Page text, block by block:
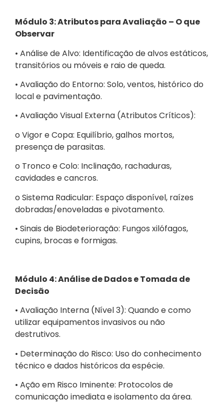
Módulo 3: Atributos para Avaliação – O que
Observar
• Análise de Alvo: Identificação de alvos estáticos,
transitórios ou móveis e raio de queda.
• Avaliação do Entorno: Solo, ventos, histórico do
local e pavimentação.
• Avaliação Visual Externa (Atributos Críticos):
o Vigor e Copa: Equilíbrio, galhos mortos,
presença de parasitas.
o Tronco e Colo: Inclinação, rachaduras,
cavidades e cancros.
o Sistema Radicular: Espaço disponível, raízes
dobradas/enoveladas e pivotamento.
• Sinais de Biodeterioração: Fungos xilófagos,
cupins, brocas e formigas.
Módulo 4: Análise de Dados e Tomada de
Decisão
• Avaliação Interna (Nível 3): Quando e como
utilizar equipamentos invasivos ou não
destrutivos.
• Determinação do Risco: Uso do conhecimento
técnico e dados históricos da espécie.
• Ação em Risco Iminente: Protocolos de
comunicação imediata e isolamento da área.